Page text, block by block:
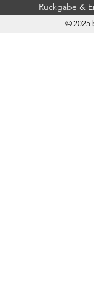
Rückgabe &
© 2025